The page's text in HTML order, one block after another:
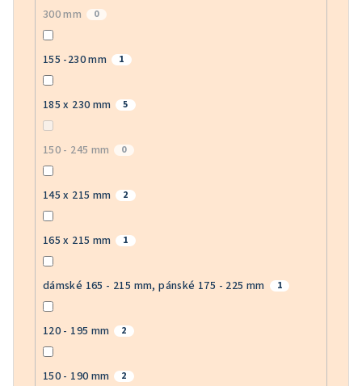
300 mm 0
155 -230 mm 1
185 x 230 mm 5
150 - 245 mm 0
145 x 215 mm 2
165 x 215 mm 1
dámské 165 - 215 mm, pánské 175 - 225 mm 1
120 - 195 mm 2
150 - 190 mm 2